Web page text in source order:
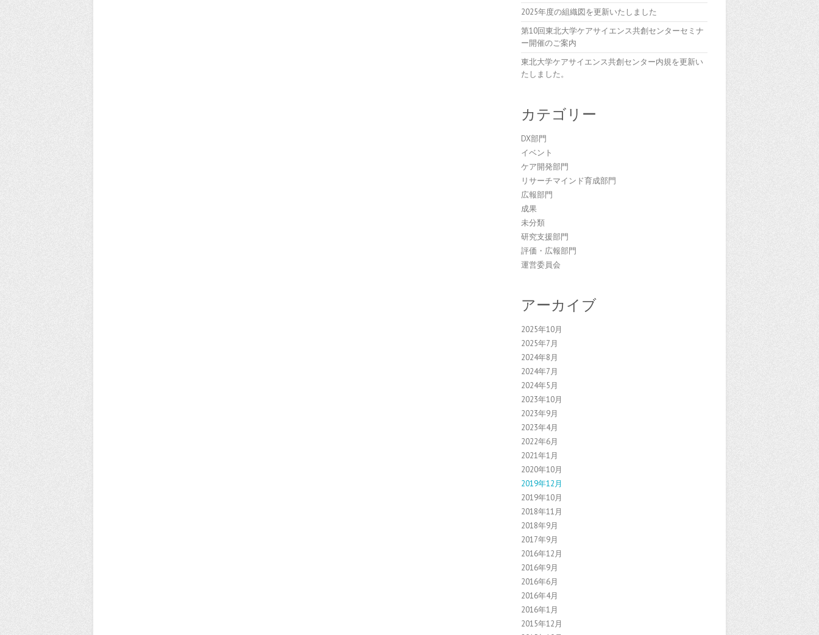
2025年度の組織図を更新いたしました
第10回東北大学ケアサイエンス共創センターセミナ
ー開催のご案内
東北大学ケアサイエンス共創センター内規を更新い
たしました。
カテゴリー
DX部門
イベント
ケア開発部門
リサーチマインド育成部門
広報部門
成果
未分類
研究支援部門
評価・広報部門
運営委員会
アーカイブ
2025年10月
2025年7月
2024年8月
2024年7月
2024年5月
2023年10月
2023年9月
2023年4月
2022年6月
2021年1月
2020年10月
2019年12月
2019年10月
2018年11月
2018年9月
2017年9月
2016年12月
2016年9月
2016年6月
2016年4月
2016年1月
2015年12月